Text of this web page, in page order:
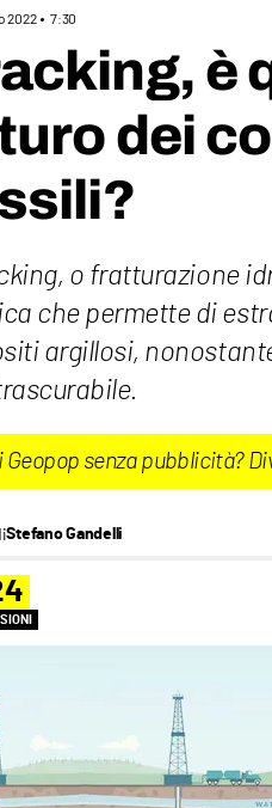
2022 7:30
è
dei
o fratturazione
che permette di
argillosi,
Geopop senza pubblicità?
Stefano Gandelli